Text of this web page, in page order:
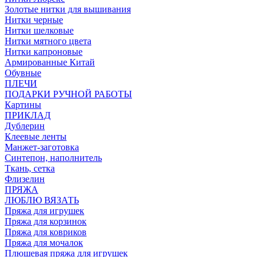
Золотые нитки для вышивания
Нитки черные
Нитки шелковые
Нитки мятного цвета
Нитки капроновые
Армированные Китай
Обувные
ПЛЕЧИ
ПОДАРКИ РУЧНОЙ РАБОТЫ
Картины
ПРИКЛАД
Дублерин
Клеевые ленты
Манжет-заготовка
Синтепон, наполнитель
Ткань, сетка
Флизелин
ПРЯЖА
ЛЮБЛЮ ВЯЗАТЬ
Пряжа для игрушек
Пряжа для корзинок
Пряжа для ковриков
Пряжа для мочалок
Плюшевая пряжа для игрушек